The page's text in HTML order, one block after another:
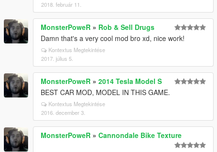
2018. február 11.
MonsterPoweR » Rob & Sell Drugs
Damn that's a very cool mod bro xd, nice work!
Kontextus Megtekintése
2017. július 5.
MonsterPoweR » 2014 Tesla Model S
BEST CAR MOD, MODEL IN THIS GAME.
Kontextus Megtekintése
2016. december 3.
MonsterPoweR » Cannondale Bike Texture